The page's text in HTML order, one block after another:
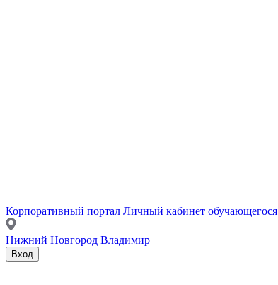
Корпоративный портал Личный кабинет обучающегося
Нижний Новгород Владимир
Вход